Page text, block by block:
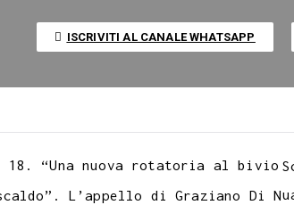
a
e
e
t
I
ISCRIVITI AL CANALE WHATSAPP
18. “Una nuova rotatoria al bivio
L’appello di Graziano Di N